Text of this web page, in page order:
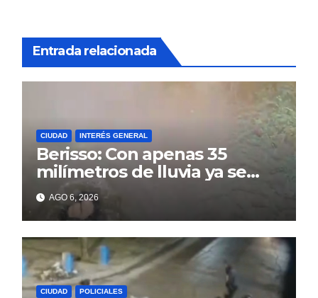
Entrada relacionada
CIUDAD INTERÉS GENERAL
Berisso: Con apenas 35
milímetros de lluvia ya se
sienten los problemas
AGO 6, 2026
CIUDAD POLICIALES